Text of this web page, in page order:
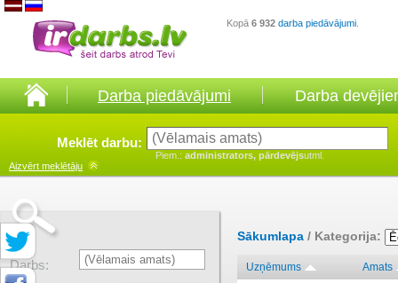
Kopā 6 932 darba piedāvājumi
Darba piedāvājumi Darba
Meklēt darbu:
Piem.: administrators, pārdevējsutml.
Aizvērt meklētāju
Darbs:
Sākumlapa / Kategorija:
Uzņēmums Amats